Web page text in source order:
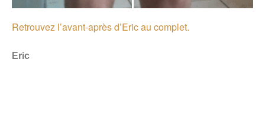
Retrouvez l’avant-après d’Eric au complet.
Eric